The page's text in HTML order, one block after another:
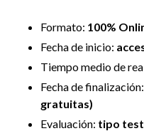
Formato: 100%
Fecha de inicio:
Tiempo medio de
Fecha de finalización:
gratuitas)
Evaluación: tipo